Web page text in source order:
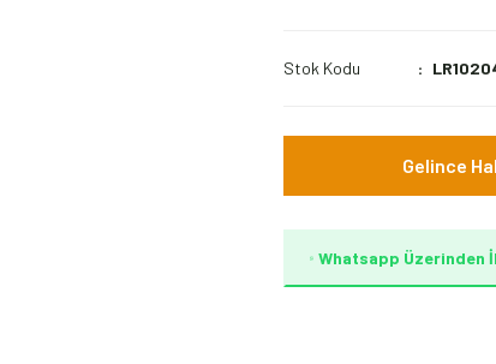
Stok Kodu
Gelince
Whatsapp Üzerinden